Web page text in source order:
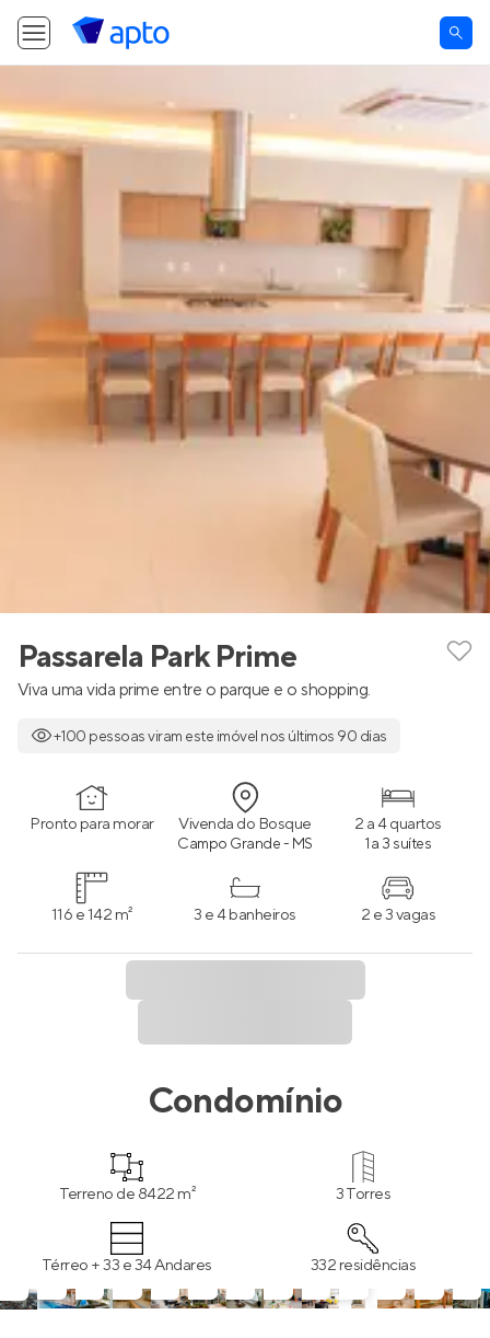
Passarela Park Prime
Viva uma vida prime entre o parque e o shopping.
+100 pessoas viram este imóvel nos últimos 90 dias
Pronto para morar Vivenda do Bosque
Campo Grande - MS
2 a 4 quartos
1 a 3 suítes
116 e 142 m² 3 e 4 banheiros 2 e 3 vagas
Condomínio
Terreno de 8422 m² 3 Torres
Térreo + 33 e 34 Andares 332 residências